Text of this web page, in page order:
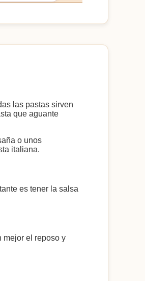
las pastas sirven
que aguante
o unos
italiana.
es tener la salsa
mejor el reposo y